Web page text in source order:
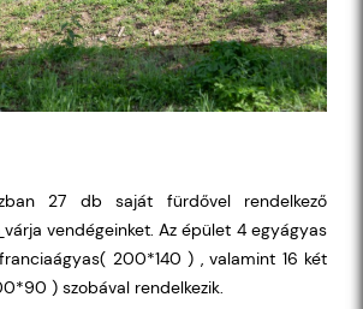
27 db saját fürdővel rendelkező
várja vendégeinket. Az épület 4 egyágyas
200*140 ) , valamint 16 két
) szobával rendelkezik.